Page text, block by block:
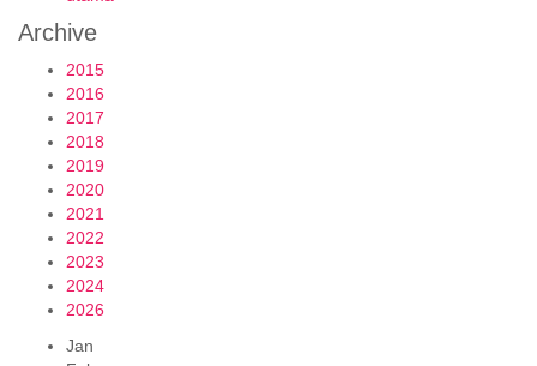
Archive
2015
2016
2017
2018
2019
2020
2021
2022
2023
2024
2026
Jan